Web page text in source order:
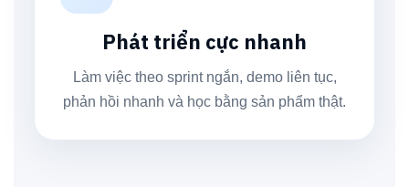
Phát triển cực nhanh
Làm việc theo sprint ngắn, demo liên tục,
phản hồi nhanh và học bằng sản phẩm thật.